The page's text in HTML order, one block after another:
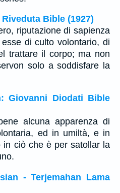
Bible (1927)
riputazione di sapienza
di culto volontario, di
trattare il corpo; ma non
solo a soddisfare la
Giovanni Diodati Bible
alcuna apparenza di
ed in umiltà, e in
in ciò che è per satollar la
- Terjemahan Lama